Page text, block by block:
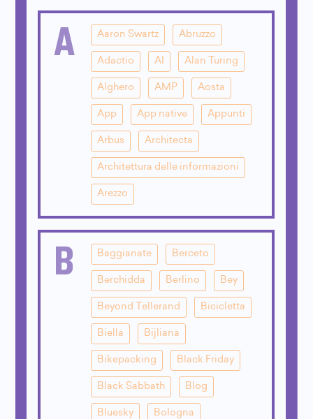
A Aaron Swartz Abruzzo
Adactio AI Alan Turing
Alghero AMP Aosta
App App native Appunti
Arbus Architecta
Architettura delle informazioni
Arezzo
B Baggianate Berceto
Berchidda Berlino Bey
Beyond Tellerand Bicicletta
Biella Bijliana
Bikepacking Black Friday
Black Sabbath Blog
Bluesky Bologna